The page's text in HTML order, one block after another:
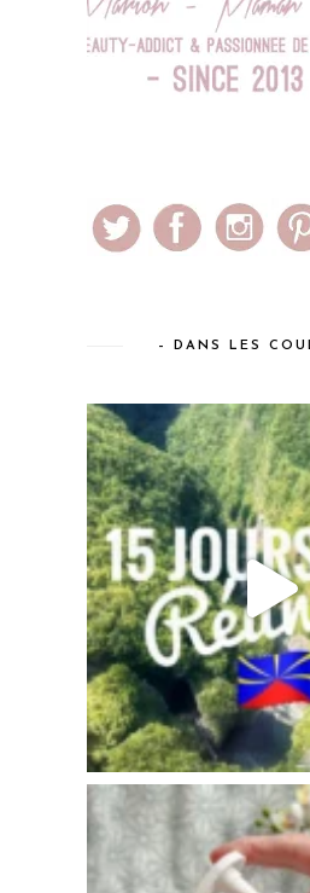
– DANS LES